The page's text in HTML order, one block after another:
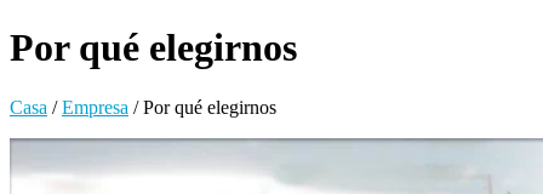
Por qué elegirnos
Casa /Empresa /Por qué elegirnos